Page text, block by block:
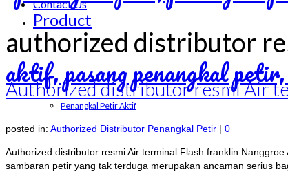
Product
Penangkal Petir Aktif
Contact Us
authorized distributor
Authorized distributor resmi Air
posted in: Authorized Distributor Penangkal Petir | 0
Authorized distributor resmi Air terminal Flash franklin
sambaran petir yang tak terduga merupakan ancaman serius